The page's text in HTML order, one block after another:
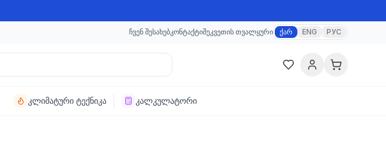
ჩვენ შესახებკონტაქტიშეკვეთის თვალყური ქარ ENG РУС
კლიმატური ტექნიკა კალკულატორი